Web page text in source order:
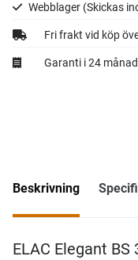
Webblager (Skickas
Fri frakt vid köp
Garanti i 24
Beskrivning
ELAC Elegant